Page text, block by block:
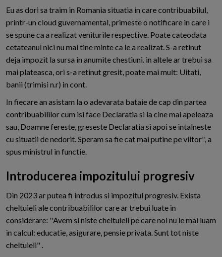
Eu as dori sa traim in Romania situatia in care contribuabilul,
printr-un cloud guvernamental, primeste o notificare in care i
se spune ca a realizat veniturile respective. Poate cateodata
cetateanul nici nu mai tine minte ca le a realizat. S-a retinut
deja impozit la sursa in anumite chestiuni. in altele ar trebui sa
mai plateasca, ori s-a retinut gresit, poate mai mult: Uitati,
banii (trimisi n.r) in cont.
In fiecare an asistam la o adevarata bataie de cap din partea
contribuabililor cum isi face Declaratia si la cine mai apeleaza
sau, Doamne fereste, greseste Declaratia si apoi se intalneste
cu situatii de nedorit. Speram sa fie cat mai putine pe viitor'', a
spus ministrul in functie.
Introducerea impozitului progresiv
Din 2023 ar putea fi introdus si impozitul progresiv. Exista
cheltuieli ale contribuabililor care ar trebui luate in
considerare: ''Avem si niste cheltuieli pe care noi nu le mai luam
in calcul: educatie, asigurare, pensie privata. Sunt tot niste
cheltuieli" .